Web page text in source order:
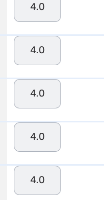
4.0
4.0
4.0
4.0
4.0